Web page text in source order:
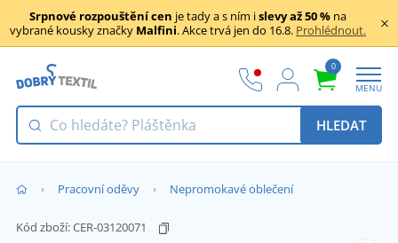
Srpnové rozpouštění cen je tady a s ním islevy až 50 % na
vybrané kousky značky Malfini. Akce trvá jen do 16.8. Prohlédnout.
0
MENU
HLEDAT
Pracovní oděvy Nepromokavé oblečení
Kód zboží:CER-03120071